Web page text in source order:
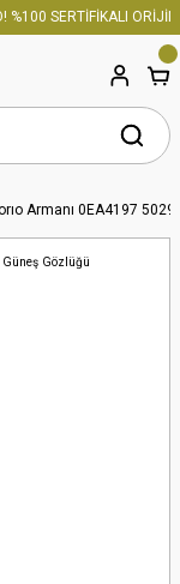
SERTİFİKALI
Armanı 0EA4197